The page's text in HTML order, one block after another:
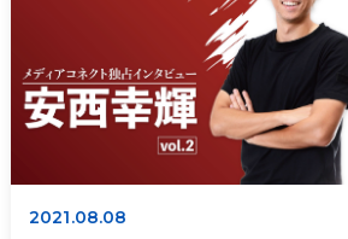
2021.08.08